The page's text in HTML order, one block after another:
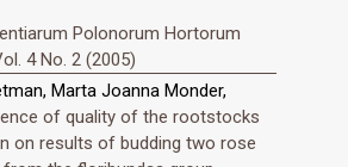
Polonorum Hortorum
4 No. 2 (2005)
Marta Joanna Monder,
of quality of the rootstocks
on results of budding two rose